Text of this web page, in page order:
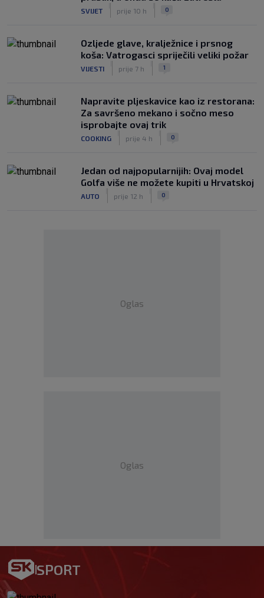
SVIJET prije 10 h 0
Ozljede glave, kralježnice i prsnog
koša: Vatrogasci spriječili veliki požar
VIJESTI prije 7 h 1
Napravite pljeskavice kao iz restorana:
Za savršeno mekano i sočno meso
isprobajte ovaj trik
COOKING prije 4 h 0
Jedan od najpopularnijih: Ovaj model
Golfa više ne možete kupiti u Hrvatskoj
AUTO prije 12 h 0
Oglas
Oglas
SPORT